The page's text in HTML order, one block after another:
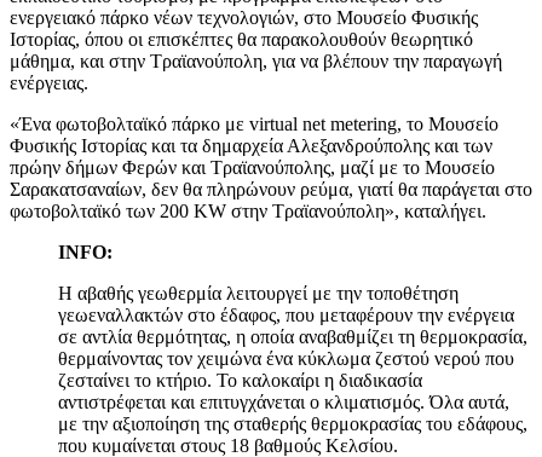
ενεργειακό πάρκο νέων τεχνολογιών, στο Μουσείο Φυσικής
Ιστορίας, όπου οι επισκέπτες θα παρακολουθούν θεωρητικό
μάθημα, και στην Τραϊανούπολη, για να βλέπουν την παραγωγή
ενέργειας.
«Ένα φωτοβολταϊκό πάρκο με virtual net metering, το Μουσείο
Φυσικής Ιστορίας και τα δημαρχεία Αλεξανδρούπολης και των
πρώην δήμων Φερών και Τραϊανούπολης, μαζί με το Μουσείο
Σαρακατσαναίων, δεν θα πληρώνουν ρεύμα, γιατί θα παράγεται στο
φωτοβολταϊκό των 200 KW στην Τραϊανούπολη», καταλήγει.
INFO:
Η αβαθής γεωθερμία λειτουργεί με την τοποθέτηση
γεωεναλλακτών στο έδαφος, που μεταφέρουν την ενέργεια
σε αντλία θερμότητας, η οποία αναβαθμίζει τη θερμοκρασία,
θερμαίνοντας τον χειμώνα ένα κύκλωμα ζεστού νερού που
ζεσταίνει το κτήριο. Το καλοκαίρι η διαδικασία
αντιστρέφεται και επιτυγχάνεται ο κλιματισμός. Όλα αυτά,
με την αξιοποίηση της σταθερής θερμοκρασίας του εδάφους,
που κυμαίνεται στους 18 βαθμούς Κελσίου.